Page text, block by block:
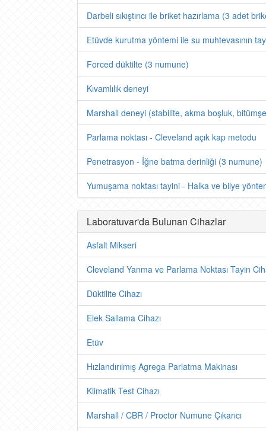
Darbeli sıkıştırıcı ile briket hazırlama (3 adet
Etüvde kurutma yöntemi ile su muhtevasının
Forced düktilte (3 numune)
Kıvamlılık deneyi
Marshall deneyi (stabilite, akma boşluk,
Parlama noktası - Cleveland açık kap metodu
Penetrasyon - İğne batma derinliği (3 numune)
Yumuşama noktası tayini - Halka ve bilye
Laboratuvar'da Bulunan Cihazlar
Asfalt Mikseri
Cleveland Yanma ve Parlama Noktası Tayin
Düktilite Cihazı
Elek Sallama Cihazı
Etüv
Hızlandırılmış Agrega Parlatma Makinası
Klimatik Test Cihazı
Marshall / CBR / Proctor Numune Çıkarıcı